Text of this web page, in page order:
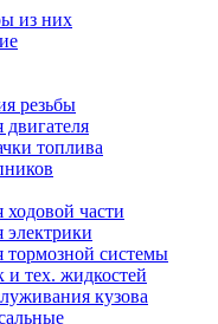
из них
резьбы
топлива
части
электрики
тормозной системы
и тех. жидкостей
кузова